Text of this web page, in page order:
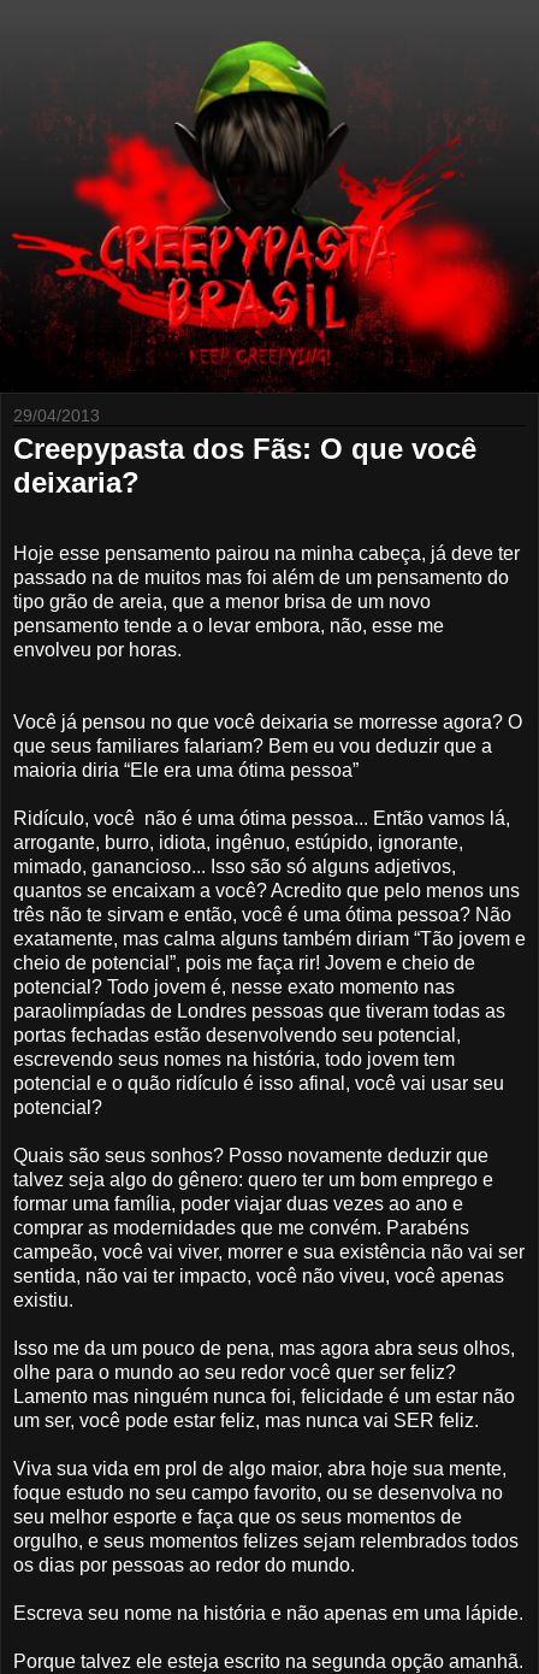
29/04/2013
Creepypasta dos Fãs: O que você
deixaria?
Hoje esse pensamento pairou na minha cabeça, já deve ter
passado na de muitos mas foi além de um pensamento do
tipo grão de areia, que a menor brisa de um novo
pensamento tende a o levar embora, não, esse me
envolveu por horas.
Você já pensou no que você deixaria se morresse agora? O
que seus familiares falariam? Bem eu vou deduzir que a
maioria diria “Ele era uma ótima pessoa”
Ridículo, você não é uma ótima pessoa... Então vamos lá,
arrogante, burro, idiota, ingênuo, estúpido, ignorante,
mimado, ganancioso... Isso são só alguns adjetivos,
quantos se encaixam a você? Acredito que pelo menos uns
três não te sirvam e então, você é uma ótima pessoa? Não
exatamente, mas calma alguns também diriam “Tão jovem e
cheio de potencial”, pois me faça rir! Jovem e cheio de
potencial? Todo jovem é, nesse exato momento nas
paraolimpíadas de Londres pessoas que tiveram todas as
portas fechadas estão desenvolvendo seu potencial,
escrevendo seus nomes na história, todo jovem tem
potencial e o quão ridículo é isso afinal, você vai usar seu
potencial?
Quais são seus sonhos? Posso novamente deduzir que
talvez seja algo do gênero: quero ter um bom emprego e
formar uma família, poder viajar duas vezes ao ano e
comprar as modernidades que me convém. Parabéns
campeão, você vai viver, morrer e sua existência não vai ser
sentida, não vai ter impacto, você não viveu, você apenas
existiu.
Isso me da um pouco de pena, mas agora abra seus olhos,
olhe para o mundo ao seu redor você quer ser feliz?
Lamento mas ninguém nunca foi, felicidade é um estar não
um ser, você pode estar feliz, mas nunca vai SER feliz.
Viva sua vida em prol de algo maior, abra hoje sua mente,
foque estudo no seu campo favorito, ou se desenvolva no
seu melhor esporte e faça que os seus momentos de
orgulho, e seus momentos felizes sejam relembrados todos
os dias por pessoas ao redor do mundo.
Escreva seu nome na história e não apenas em uma lápide.
Porque talvez ele esteja escrito na segunda opção amanhã.